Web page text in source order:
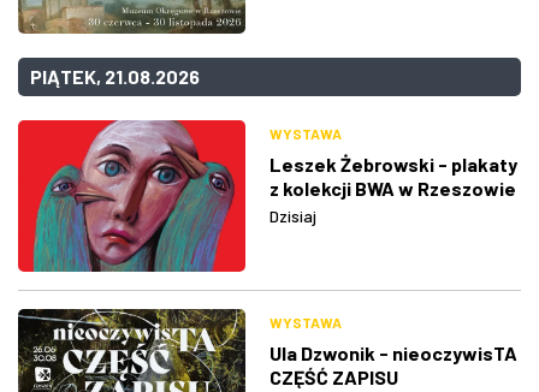
PIĄTEK, 21.08.2026
WYSTAWA
Leszek Żebrowski - plakaty
z kolekcji BWA w Rzeszowie
Dzisiaj
WYSTAWA
Ula Dzwonik - nieoczywisTA
CZĘŚĆ ZAPISU